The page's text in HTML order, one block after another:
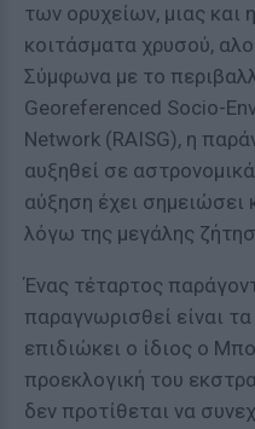
των ορυχείων, μιας και
κοιτάσματα χρυσού,
Σύμφωνα με το
Georeferenced Socio-
Network (RAISG), η
αυξηθεί σε
αύξηση έχει σημειώσει
λόγω της μεγάλης
Ένας τέταρτος
παραγνωρισθεί είναι
επιδιώκει ο ίδιος ο
προεκλογική του
δεν προτίθεται να